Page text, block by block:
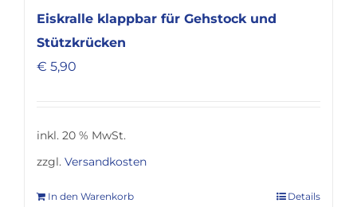
Eiskralle klappbar für Gehstock und
Stützkrücken
€ 5,90
inkl. 20 % MwSt.
zzgl. Versandkosten
In den Warenkorb Details